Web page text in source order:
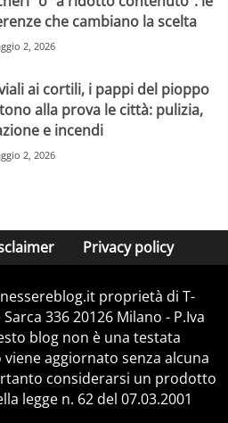
che cambiano la scelta
2, 2026
ai cortili, i pappi del pioppo
alla prova le città: pulizia,
e incendi
2, 2026
Privacy policy
proprietà di T-
336 20126 Milano - P.Iva
blog non è una testata
aggiornato senza alcuna
considerarsi un prodotto
legge n. 62 del 07.03.2001